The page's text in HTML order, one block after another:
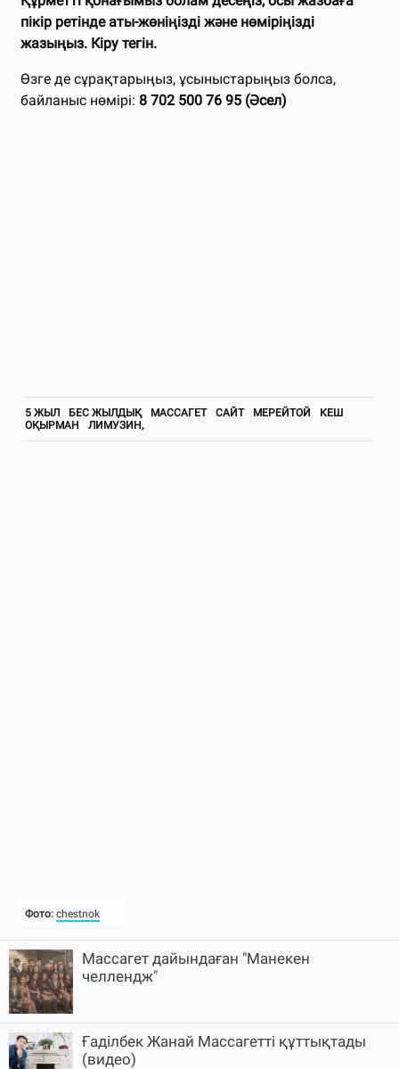
Массагет дайындаған "Манекен
челлендж"
Ғаділбек Жанай Массагетті құттықтады
(видео)